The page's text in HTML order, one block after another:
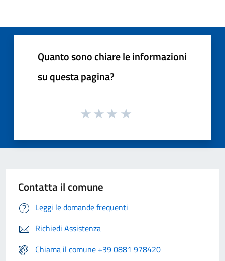
Quanto sono chiare le informazioni
su questa pagina?
Contatta il comune
Leggi le domande frequenti
Richiedi Assistenza
Chiama il comune +39 0881 978420